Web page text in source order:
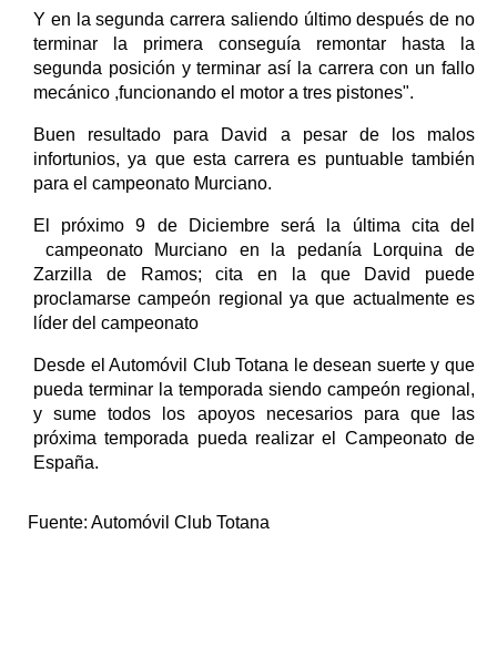
Y en la segunda carrera saliendo último después de no
terminar la primera conseguía remontar hasta la
segunda posición y terminar así la carrera con un fallo
mecánico ,funcionando el motor a tres pistones".
Buen resultado para David a pesar de los malos
infortunios, ya que esta carrera es puntuable también
para el campeonato Murciano.
El próximo 9 de Diciembre será la última cita del
campeonato Murciano en la pedanía Lorquina de
Zarzilla de Ramos; cita en la que David puede
proclamarse campeón regional ya que actualmente es
líder del campeonato
Desde el Automóvil Club Totana le desean suerte y que
pueda terminar la temporada siendo campeón regional,
y sume todos los apoyos necesarios para que las
próxima temporada pueda realizar el Campeonato de
España.
Fuente: Automóvil Club Totana